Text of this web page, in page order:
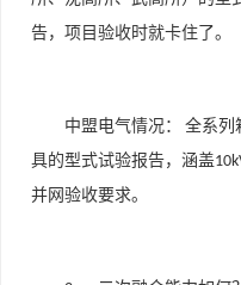
告，项目验收时就卡住了。
中盟电气情况：
全系列
具的型式试验报告，涵盖
并网验收要求。